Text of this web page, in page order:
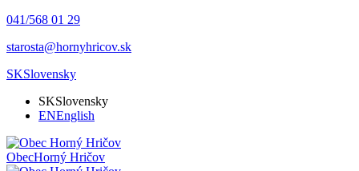
041/568 01 29
starosta@hornyhricov.sk
SKSlovensky
SKSlovensky
ENEnglish
ObecHorný Hričov